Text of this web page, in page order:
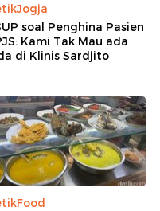
soal Penghina Pasien
Kami Tak Mau ada
di Klinis Sardjito